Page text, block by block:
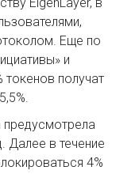
EigenLayer, в
Еще по
и
токенов получат
предусмотрела
Далее в течение
4%